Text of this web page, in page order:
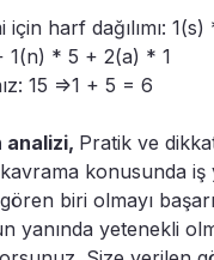
için harf dağılımı:
1(n) * 5 + 2(a) * 1
15 =>1 + 5 = 6
analizi, Pratik ve
konusunda iş
biri olmayı
yanında yetenekli